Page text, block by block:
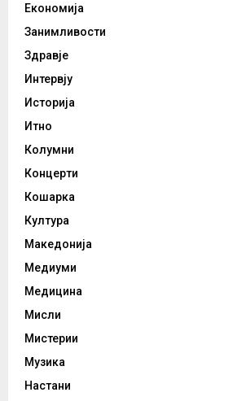
Економија
Занимливости
Здравје
Интервју
Историја
Итно
Колумни
Концерти
Кошарка
Култура
Македонија
Медиуми
Медицина
Мисли
Мистерии
Музика
Настани